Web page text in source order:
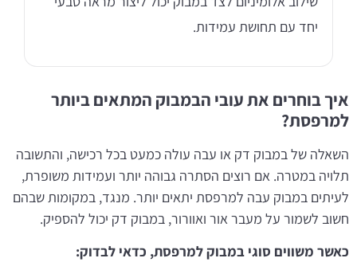
יחד עם תחושת עמידות.
איך בוחרים את עובי הבמבוק המתאים ביותר
למרפסת?
השאלה של במבוק דק או עבה עולה כמעט בכל רכישה, והתשובה
תלויה במטרה. אם רוצים הסתרה גבוהה יותר ועמידות משופרת,
לעיתים במבוק עבה למרפסת יתאים יותר. מנגד, במקומות שבהם
חשוב לשמור על מעבר אור ואוורור, במבוק דק יכול להספיק.
כאשר משווים סוגי במבוק למרפסת, כדאי לבדוק: